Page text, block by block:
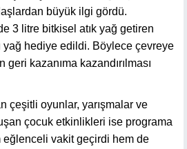
büyük ilgi gördü.
3 litre bitkisel atık yağ getiren
yağ hediye edildi. Böylece çevreye
geri kazanıma kazandırılması
çeşitli oyunlar, yarışmalar ve
çocuk etkinlikleri ise programa
eğlenceli vakit geçirdi hem de